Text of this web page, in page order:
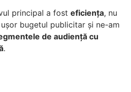
principal a fost eficiența, nu
bugetul publicitar și ne-am
de audiență cu
.